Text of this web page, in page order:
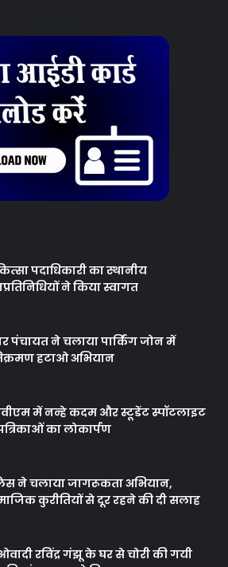
पदाधिकारी का स्थानीय
ने किया स्वागत
पंचायत ने चलाया पार्किंग जोन में
हटाओ अभियान
में नन्हे कदम और स्टूडेंट स्पॉटलाइट
का लोकार्पण
ने चलाया जागरूकता अभियान,
कुरीतियों से दूर रहने की दी सलाह
रविंद्र गंझू के घर से चोरी की गयी